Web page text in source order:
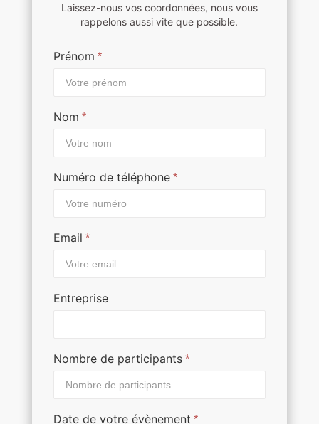
Laissez-nous vos coordonnées, nous vous
rappelons aussi vite que possible.
Prénom *
Nom *
Numéro de téléphone *
Email *
Entreprise
Nombre de participants *
Date de votre évènement *